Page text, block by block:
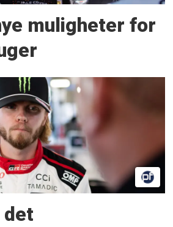
muligheter for
det